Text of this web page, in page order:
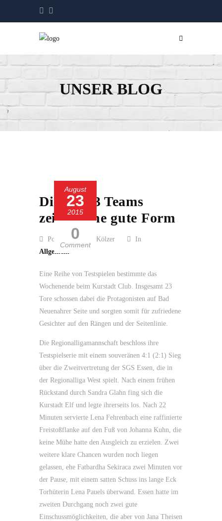
UNSER BLOG
August
23
2015
0
Comment
Die SC 13 Teams
zeigen eine gute Form
Posted by Guido Kölzer
In
Allgemein
Eine Reihe von Testspielen bestimmte das
Wochenende beim Kurstadt Club. Insgesamt 23
Tore schossen dabei die Protagonisten auf Bad
Neuenahrer Seite und sorgten somit für zufriedene
Gesichter auf den Rängen und der Seitenlinie.
Die Regionalligamannschaft beschloss ihre
Testspielserie mit einem souveränen 4:1 (2:1) Sieg
über die Zweitvertretung der SGS Essen, die in
der Regionalliga West spielt. Nach einem frühen
Rückstand durch Sandra Glahn fing sich die
Kurstadt Elf und legte ihrerseits los. Nach 22
Minuten servierte Lena Fehrenbach eine raffinierte
Freistoßflanke auf den Fuß von Johanna Kuhn, die
keine Mühe hatte den Ausgleich zu erzielen. Zwei
weitere klare Chancen wurden noch liegen
gelassen, ehe Fatbardha Sekiraca zwei Minuten vor
der Pause, mit einem satten Schuss ins lange Eck
Torhüterin Lena Pauels überwand. Essen hatte im
zweiten Durchgang noch zwei gute
Einschussmöglichkeiten, die aber von Jana Theisen